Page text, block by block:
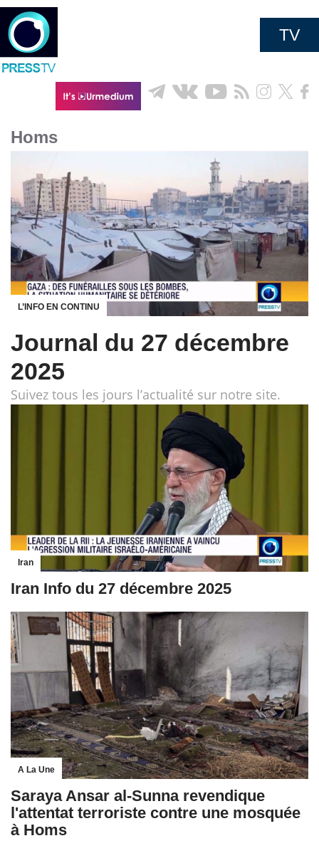
TV
Homs
L’INFO EN CONTINU
Journal du 27 décembre
2025
Suivez tous les jours l’actualité sur notre site.
Iran
Iran Info du 27 décembre 2025
A La Une
Saraya Ansar al-Sunna revendique
l'attentat terroriste contre une mosquée
à Homs